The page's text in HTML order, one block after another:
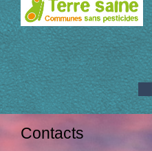
Contacts